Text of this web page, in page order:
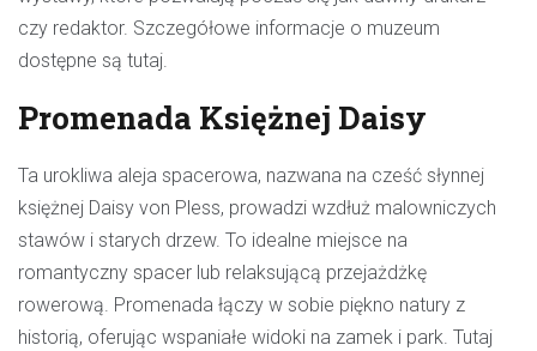
czy redaktor. Szczegółowe informacje o muzeum
dostępne są tutaj.
Promenada Księżnej Daisy
Ta urokliwa aleja spacerowa, nazwana na cześć słynnej
księżnej Daisy von Pless, prowadzi wzdłuż malowniczych
stawów i starych drzew. To idealne miejsce na
romantyczny spacer lub relaksującą przejażdżkę
rowerową. Promenada łączy w sobie piękno natury z
historią, oferując wspaniałe widoki na zamek i park. Tutaj